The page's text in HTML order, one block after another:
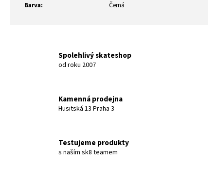
Barva: Černá
Spolehlivý skateshop
od roku 2007
Kamenná prodejna
Husitská 13 Praha 3
Testujeme produkty
s naším sk8 teamem